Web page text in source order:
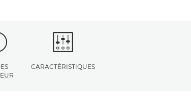
CARACTÉRISTIQUES